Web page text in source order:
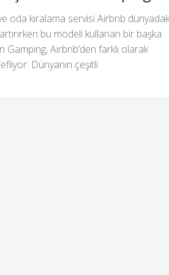
oda kiralama servisi Airbnb
bu modeli kullanan bir başka
Gamping, Airbnb’den farklı olarak
Dünyanın çeşitli